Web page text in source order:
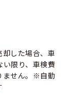
した場合、車
限り、車検費
ません。※自動